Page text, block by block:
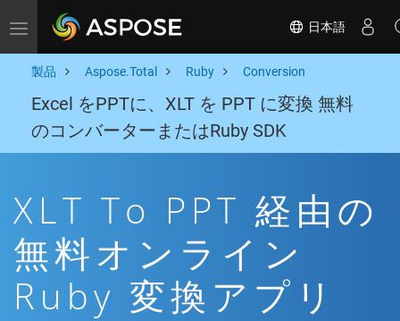
Toggle navigation 日本語
製品 Aspose.Total Ruby Conversion
Excel をPPTに、XLT を PPT に変換 無料
のコンバーターまたはRuby SDK
XLT To PPT 経由の
無料オンライン
Ruby 変換アプリ